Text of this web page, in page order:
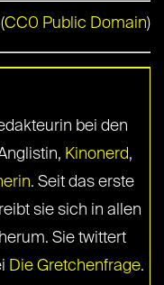
CC0 Public Domain)
bei den
Kinonerd,
. Seit das erste
sie sich in allen
Sie twittert
Die Gretchenfrage.